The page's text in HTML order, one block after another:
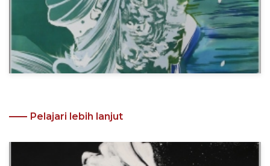
Pelajari lebih lanjut